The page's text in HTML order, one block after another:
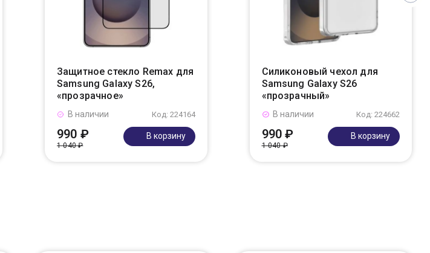
Защитное стекло Remax для
Samsung Galaxy S26,
«прозрачное»
Код: 224164
В наличии
990 ₽
1 040 ₽
В корзину
Силиконовый чехол для
Samsung Galaxy S26
«прозрачный»
Код: 224662
В наличии
990 ₽
1 040 ₽
В корзину